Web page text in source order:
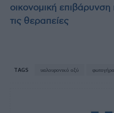
οικονομική
τις θεραπείες
TAGS υαλουρονικό οξύ